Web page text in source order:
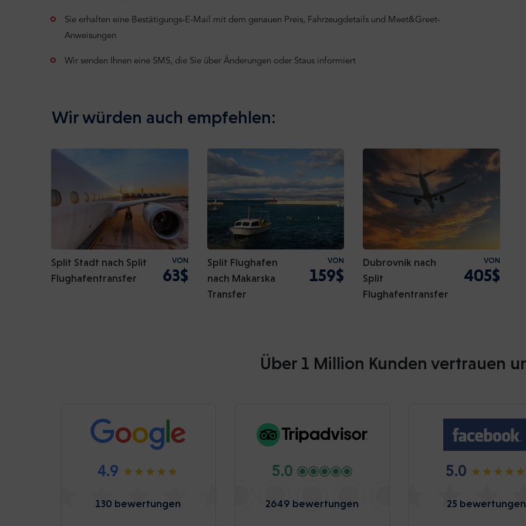
Sie erhalten eine Bestätigungs-E-Mail mit dem genauen Preis, Fahrzeugdetails und Meet&Greet-
Anweisungen
Wir senden Ihnen eine SMS, die Sie über Änderungen oder Staus informiert
Wir würden auch empfehlen:
Split Stadt nach Split
Flughafentransfer
VON
63$
Split Flughafen
nach Makarska
Transfer
VON
159$
Dubrovnik nach
Split
Flughafentransfer
VON
405$
Über 1 Million Kunden vertrauen
4.9
130 bewertungen
5.0
2649 bewertungen
5.0
25 bewertungen